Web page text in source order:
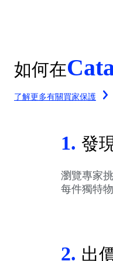
如何在
了解更多有關買家保護
1. 發
瀏覽專家
每件獨特
2. 出